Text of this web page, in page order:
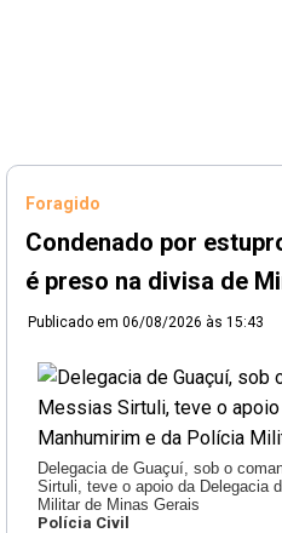
Foragido
Condenado por
é preso na divisa de
Publicado em 06/08/2026 às 15:43
Delegacia de Guaçuí, sob o
Sirtuli, teve o apoio da Delegacia
Militar de Minas Gerais
Polícia Civil